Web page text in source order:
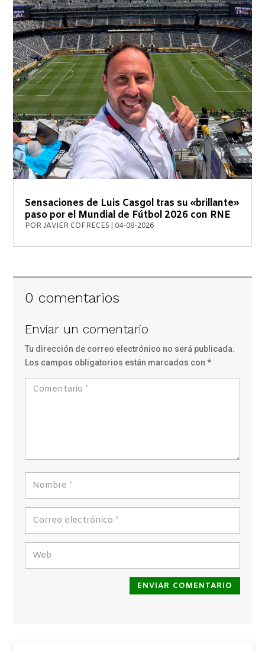
Sensaciones de Luis Casgol tras su «brillante»
paso por el Mundial de Fútbol 2026 con RNE
PORJAVIER COFRECES 04-08-2026
0 comentarios
Enviar un comentario
Tu dirección de correo electrónico no será publicada.
Los campos obligatorios están marcados con*
ENVIAR COMENTARIO